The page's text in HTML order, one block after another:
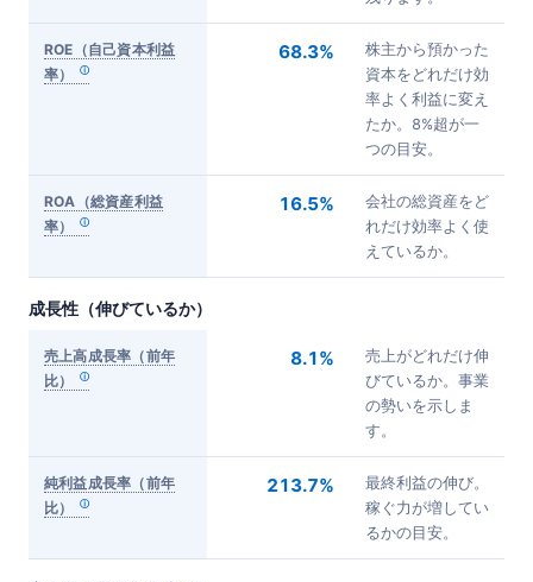
ROE（自己資本利益
率）
68.3%
株主から預かった
資本をどれだけ効
率よく利益に変え
たか。8%超が一
つの目安。
ROA（総資産利益
率）
16.5%
会社の総資産をど
れだけ効率よく使
えているか。
成長性（伸びているか）
売上高成長率（前年
比）
8.1%
売上がどれだけ伸
びているか。事業
の勢いを示しま
す。
純利益成長率（前年
比）
213.7%
最終利益の伸び。
稼ぐ力が増してい
るかの目安。